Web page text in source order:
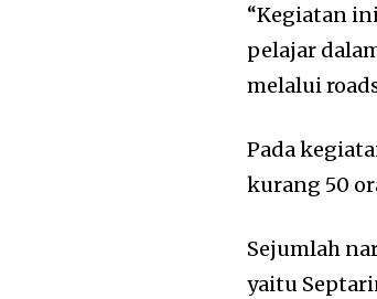
“Kegiatan
pelajar
melalui
Pada
kurang 50
Sejumlah
yaitu